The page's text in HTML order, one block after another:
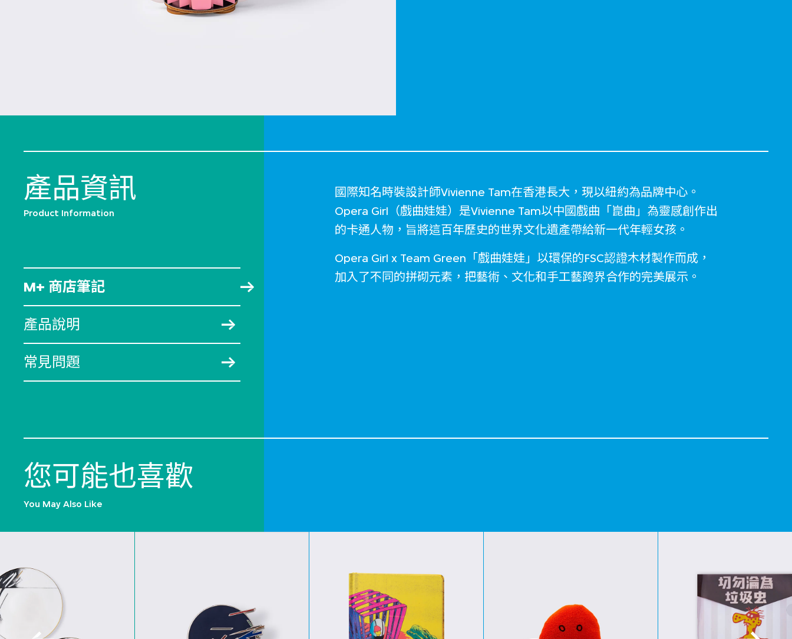
產品資訊
Product Information
M+ 商店筆記
產品說明
常見問題
國際知名時裝設計師Vivienne Tam在香港長大，現以紐約為品牌中心。
Opera Girl（戲曲娃娃）是Vivienne Tam以中國戲曲「崑曲」為靈感創作出
的卡通人物，旨將這百年歷史的世界文化遺產帶給新一代年輕女孩。
Opera Girl x Team Green「戲曲娃娃」以環保的FSC認證木材製作而成，
加入了不同的拼砌元素，把藝術、文化和手工藝跨界合作的完美展示。
您可能也喜歡
You May Also Like